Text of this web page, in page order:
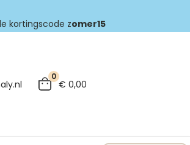
kortingscode zomer15
0
€ 0,00